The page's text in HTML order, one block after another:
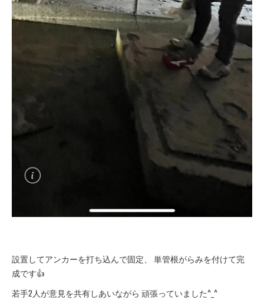
設置してアンカーを打ち込んで固定、 単管根がらみを付けて完
成です👍
若手2人が意見を共有しあいながら 頑張っていました^_^